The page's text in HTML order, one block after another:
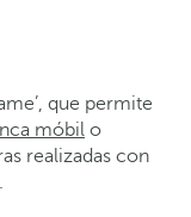
que permite
móbil o
realizadas con